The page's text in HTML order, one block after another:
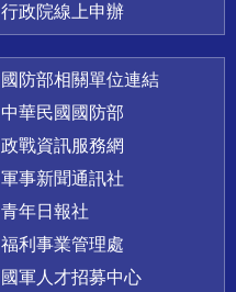
行政院線上申辦
國防部相關單位連結
中華民國國防部
政戰資訊服務網
軍事新聞通訊社
青年日報社
福利事業管理處
國軍人才招募中心